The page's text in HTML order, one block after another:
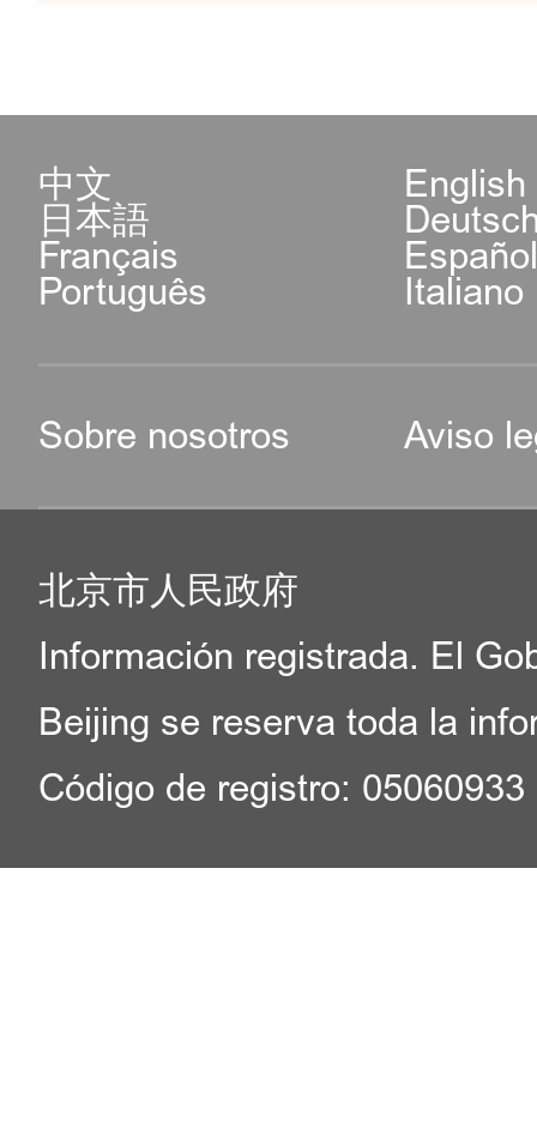
中文 English
日本語
Français
Português Italiano
Sobre nosotros Aviso
北京市人民政府
Información registrada. El
Beijing se reserva toda la
Código de registro: 05060933